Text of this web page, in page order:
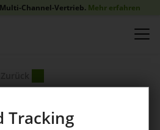
Channel-Vertrieb. Mehr erfahren
Tracking